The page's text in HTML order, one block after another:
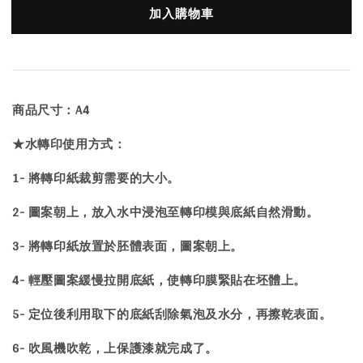
加入購物車
商品尺寸：A4
★水轉印使用方式：
1- 將轉印紙裁剪需要的大小。
2- 圖案朝上，放入水中浸泡至轉印模與底紙自然滑動。
3- 將轉印紙放置於胚體表面，圖案朝上。
4- 輕壓圖案緩慢拉開底紙，使轉印膜緊貼在坯體上。
5- 定位後利用取下的底紙刮除氣泡及水分，再擦乾表面。
6- 吹風機吹乾，上保護漆就完成了。